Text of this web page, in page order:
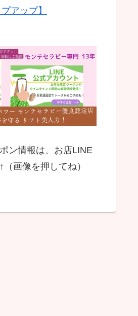
アップ】
ン情報は、お店LINE
画像を押してね）